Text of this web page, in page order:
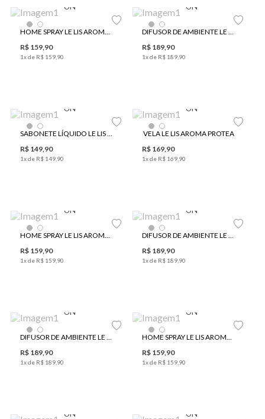
UN
HOME SPRAY LE LIS AROMA ÂMBAR
R$ 159 90
1x de R$ 159 90
UN
DIFUSOR DE AMBIENTE LE LIS AROMA ÂMBAR
R$ 189 90
1x de R$ 189 90
UN
SABONETE LÍQUIDO LE LIS AROMA ÂMBAR
R$ 149 90
1x de R$ 149 90
UN
VELA LE LIS AROMA PROTEA
R$ 169 90
Le Lis e Protea
1x de R$ 169 90
UN
HOME SPRAY LE LIS AROMA BOSQUE
R$ 159 90
1x de R$ 159 90
UN
DIFUSOR DE AMBIENTE LE LIS AROMA BOSQUE
R$ 189 90
1x de R$ 189 90
UN
DIFUSOR DE AMBIENTE LE LIS AROMA CEDRO
R$ 189 90
1x de R$ 189 90
UN
HOME SPRAY LE LIS AROMA CEDRO
R$ 159 90
1x de R$ 159 90
UN UN